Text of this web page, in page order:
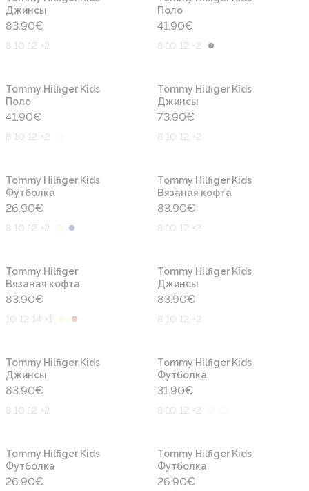
Джинсы
83.90€
8 10 12 +2
Поло
41.90€
8 10 12 +2
Tommy Hilfiger Kids
Поло
41.90€
8 10 12 +2
Tommy Hilfiger Kids
Джинсы
73.90€
8 10 12 +2
Tommy Hilfiger Kids
Футболка
26.90€
8 10 12 +2
Tommy Hilfiger Kids
Вязаная кофта
83.90€
8 10 12 +2
Tommy Hilfiger
Вязаная кофта
83.90€
10 12 14 +1
Tommy Hilfiger Kids
Джинсы
83.90€
8 10 12 +2
Tommy Hilfiger Kids
Джинсы
83.90€
8 10 12 +2
Tommy Hilfiger Kids
Футболка
31.90€
8 10 12 +2
Tommy Hilfiger Kids
Футболка
26.90€
Tommy Hilfiger Kids
Футболка
26.90€